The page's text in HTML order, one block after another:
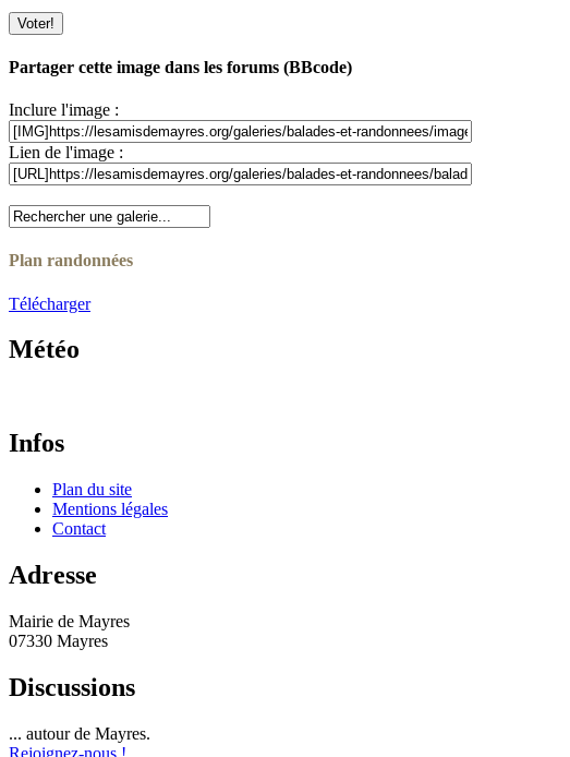
Partager cette image dans les forums (BBcode)
Inclure l'image :
Lien de l'image :
Plan randonnées
Télécharger
Météo
Infos
Plan du site
Mentions légales
Contact
Adresse
Mairie de Mayres
07330 Mayres
Discussions
... autour de Mayres.
Rejoignez-nous !